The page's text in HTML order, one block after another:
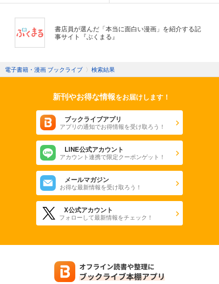
書店員が選んだ「本当に面白い漫画」を紹介する記
事サイト『ぶくまる』
電子書籍・漫画 ブックライブ 〉 検索結果
新刊やお得な情報をお届けします！
ブックライブアプリ
アプリの通知でお得情報を受け取ろう！
LINE公式アカウント
アカウント連携で限定クーポンゲット！
メールマガジン
お得な最新情報を受け取ろう！
X公式アカウント
フォローして最新情報をチェック！